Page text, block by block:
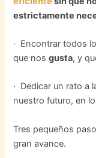
estrictamente
· Encontrar todos
que nosgusta, y
· Dedicar un rato a
nuestro futuro, en
Tres pequeños
gran avance.